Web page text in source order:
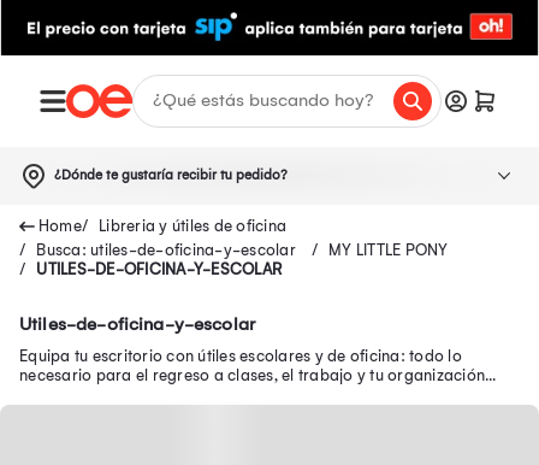
¿Dónde te gustaría recibir tu pedido?
Libreria y útiles de oficina
Busca: utiles-de-oficina-y-escolar
MY LITTLE PONY
UTILES-DE-OFICINA-Y-ESCOLAR
Utiles-de-oficina-y-escolar
Equipa tu escritorio con útiles escolares y de oficina: todo lo
necesario para el regreso a clases, el trabajo y tu organización